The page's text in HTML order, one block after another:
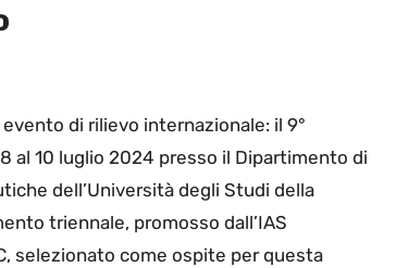
di rilievo internazionale: il 9°
al 10 luglio 2024 presso il Dipartimento di
dell’Università degli Studi della
triennale, promosso dall’IAS
selezionato come ospite per questa